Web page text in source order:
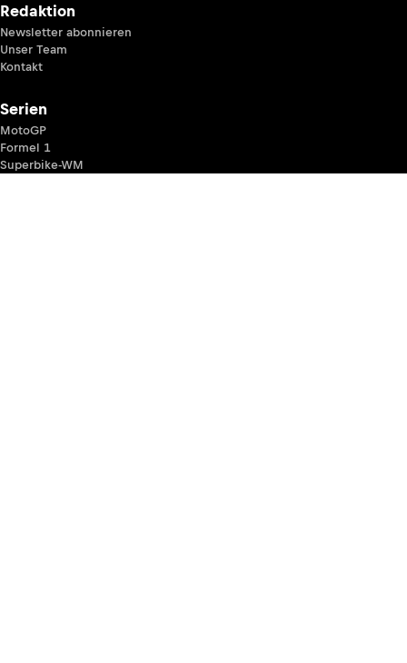
Redaktion
Newsletter abonnieren
Unser Team
Kontakt
Serien
MotoGP
Formel 1
Superbike-WM